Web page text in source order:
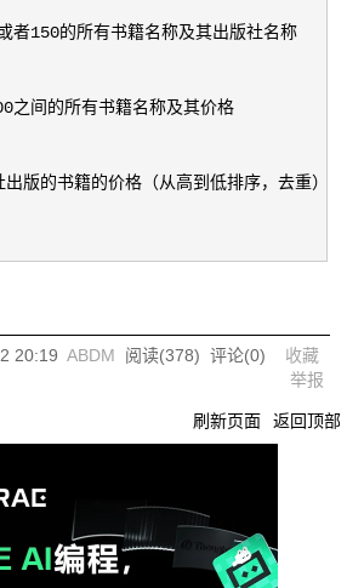
者150的所有书籍名称及其出版社名称
之间的所有书籍名称及其价格
版的书籍的价格（从高到低排序，去重）
20:19 ABDM 阅读(378) 评论(0) 收藏
举报
刷新页面 返回顶部